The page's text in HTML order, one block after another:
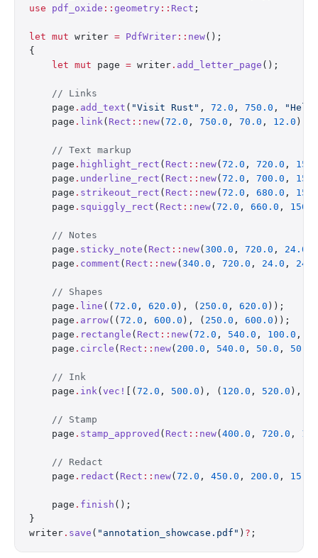
use pdf_oxide :: geometry :: Rect ;
let mut writer = PdfWriter :: new();
{
    let
mut page = writer . add_letter_page ();
    // Links
    page
. add_text ( "Visit Rust" , 72.0 , 750.0 ,
    page
. link( Rect :: new( 72.0 , 750.0 , 70.0 , 12.0 ),
    // Text markup
    page
. highlight_rect ( Rect :: new( 72.0 , 720.0 ,
    page
. underline_rect ( Rect :: new( 72.0 , 700.0 ,
    page
. strikeout_rect ( Rect :: new( 72.0 , 680.0 ,
    page
. squiggly_rect ( Rect :: new( 72.0 , 660.0 , 150.0
    // Notes
    page
. sticky_note ( Rect :: new( 300.0 , 720.0 , 24.0
    page
. comment ( Rect :: new( 340.0 , 720.0 , 24.0 , 24.0
    // Shapes
    page
. line (( 72.0 , 620.0 ), ( 250.0 , 620.0 ));
    page
. arrow(( 72.0 , 600.0 ), ( 250.0 , 600.0 ));
    page
. rectangle ( Rect :: new( 72.0 , 540.0 , 100.0 ,
    page
. circle ( Rect :: new( 200.0 , 540.0 , 50.0 , 50.0
    // Ink
    page
. ink( vec! [( 72.0 , 500.0 ), ( 120.0 , 520.0 ), (
    // Stamp
    page
. stamp_approved ( Rect :: new( 400.0 , 720.0 ,
    // Redact
    page
. redact ( Rect :: new( 72.0 , 450.0 , 200.0 , 15.0
    page
. finish ();
}
writer . save ( "annotation_showcase.pdf" ) ? ;